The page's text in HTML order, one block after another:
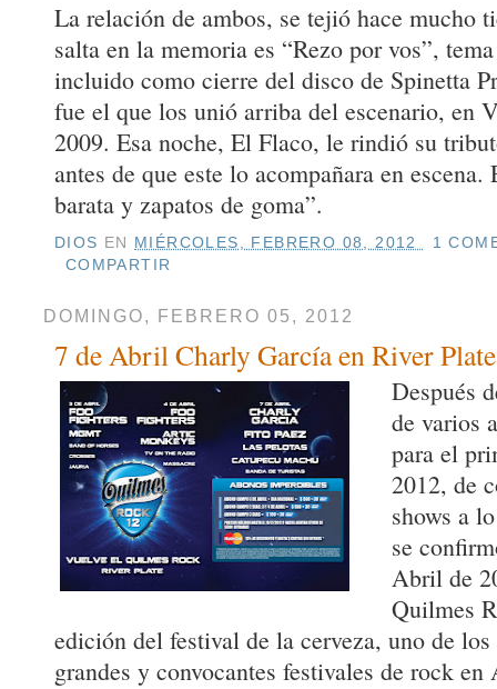
La relación de ambos, se tejió hace mucho
salta en la memoria es “Rezo por vos”,
incluido como cierre del disco de Spinetta
fue el que los unió arriba del escenario, en
2009. Esa noche, El Flaco, le rindió su
antes de que este lo acompañara en
barata y zapatos de goma”.
DIOS EN MIÉRCOLES, FEBRERO 08, 2012
1
COMPARTIR
DOMINGO, FEBRERO 05, 2012
7 de Abril Charly García en River Plate
Después
de varios
para el
2012, de
shows a
se
Abril de
Quilmes
edición del festival de la cerveza, uno de
grandes y convocantes festivales de rock en